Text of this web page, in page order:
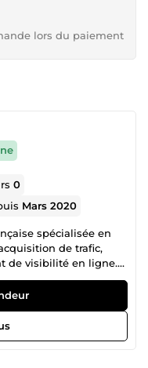
lors du paiement
0
Mars 2020
spécialisée en
de trafic,
de visibilité en ligne.
complémentaires,
son domaine :
Snapchat Ads,
de vente,
growth